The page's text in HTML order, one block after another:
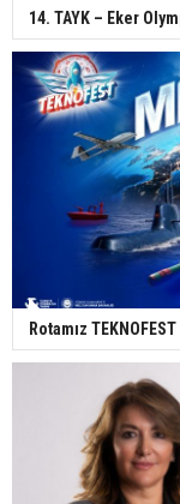
14. TAYK – Eker
Rotamız